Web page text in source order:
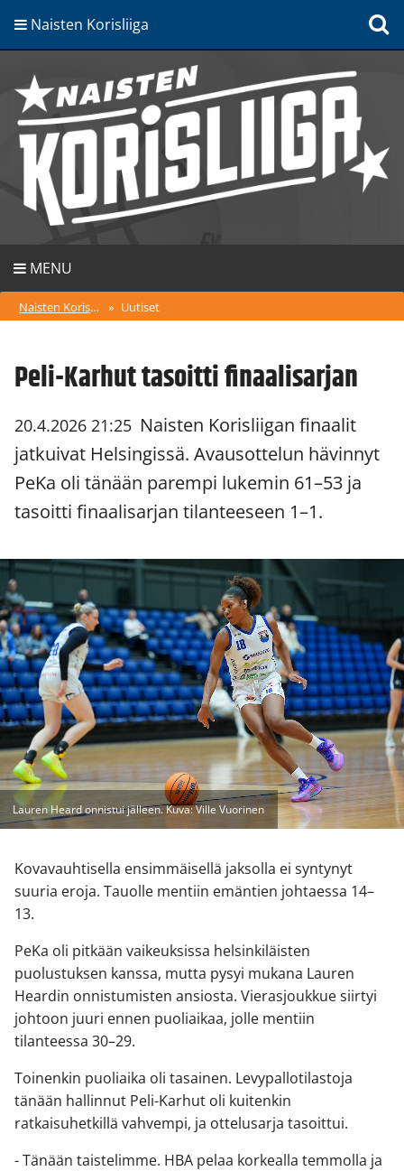
Naisten Korisliiga
MENU
Naisten Korisliiga » Uutiset
Peli-Karhut tasoitti finaalisarjan
20.4.2026 21:25 Naisten Korisliigan finaalit
jatkuivat Helsingissä. Avausottelun hävinnyt
PeKa oli tänään parempi lukemin 61–53 ja
tasoitti finaalisarjan tilanteeseen 1–1.
Lauren Heard onnistui jälleen. Kuva: Ville Vuorinen
Kovavauhtisella ensimmäisellä jaksolla ei syntynyt
suuria eroja. Tauolle mentiin emäntien johtaessa 14–
13.
PeKa oli pitkään vaikeuksissa helsinkiläisten
puolustuksen kanssa, mutta pysyi mukana Lauren
Heardin onnistumisten ansiosta. Vierasjoukkue siirtyi
johtoon juuri ennen puoliaikaa, jolle mentiin
tilanteessa 30–29.
Toinenkin puoliaika oli tasainen. Levypallotilastoja
tänään hallinnut Peli-Karhut oli kuitenkin
ratkaisuhetkillä vahvempi, ja ottelusarja tasoittui.
- Tänään taistelimme. HBA pelaa korkealla temmolla ja